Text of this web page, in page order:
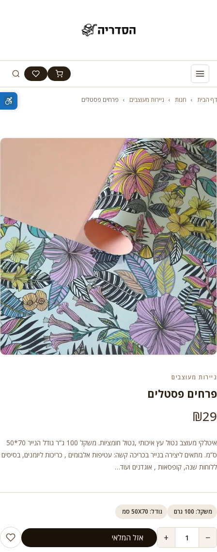
דף הבית › חנות › ניירות מעוצבים › פרחים פסטלים
ניירות מעוצבים
פרחים פסטלים
₪29
איטלקי מעוצב נטול עץ איכותי ,נטול חומציות. משקל 100 ג”ר גודל הנייר 70*50
ס”מ. מתאים ליצירה בנייר בכריכה קשה: עטיפות אלבומים , כריכות ליומנים, בסיסים
ללוחות שנה, קופסאות , אוגדנים ועוד…
משקל: 100 גרם גודל: 50X70 סמ
−
+ אזל המלאי